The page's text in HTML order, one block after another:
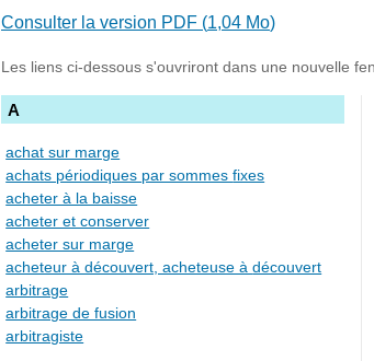
Consulter la version PDF (1,04 Mo)
Les liens ci-dessous s'ouvriront dans une nouvelle
A
achat sur marge
achats périodiques par sommes fixes
acheter à la baisse
acheter et conserver
acheter sur marge
acheteur à découvert, acheteuse à découvert
arbitrage
arbitrage de fusion
arbitragiste